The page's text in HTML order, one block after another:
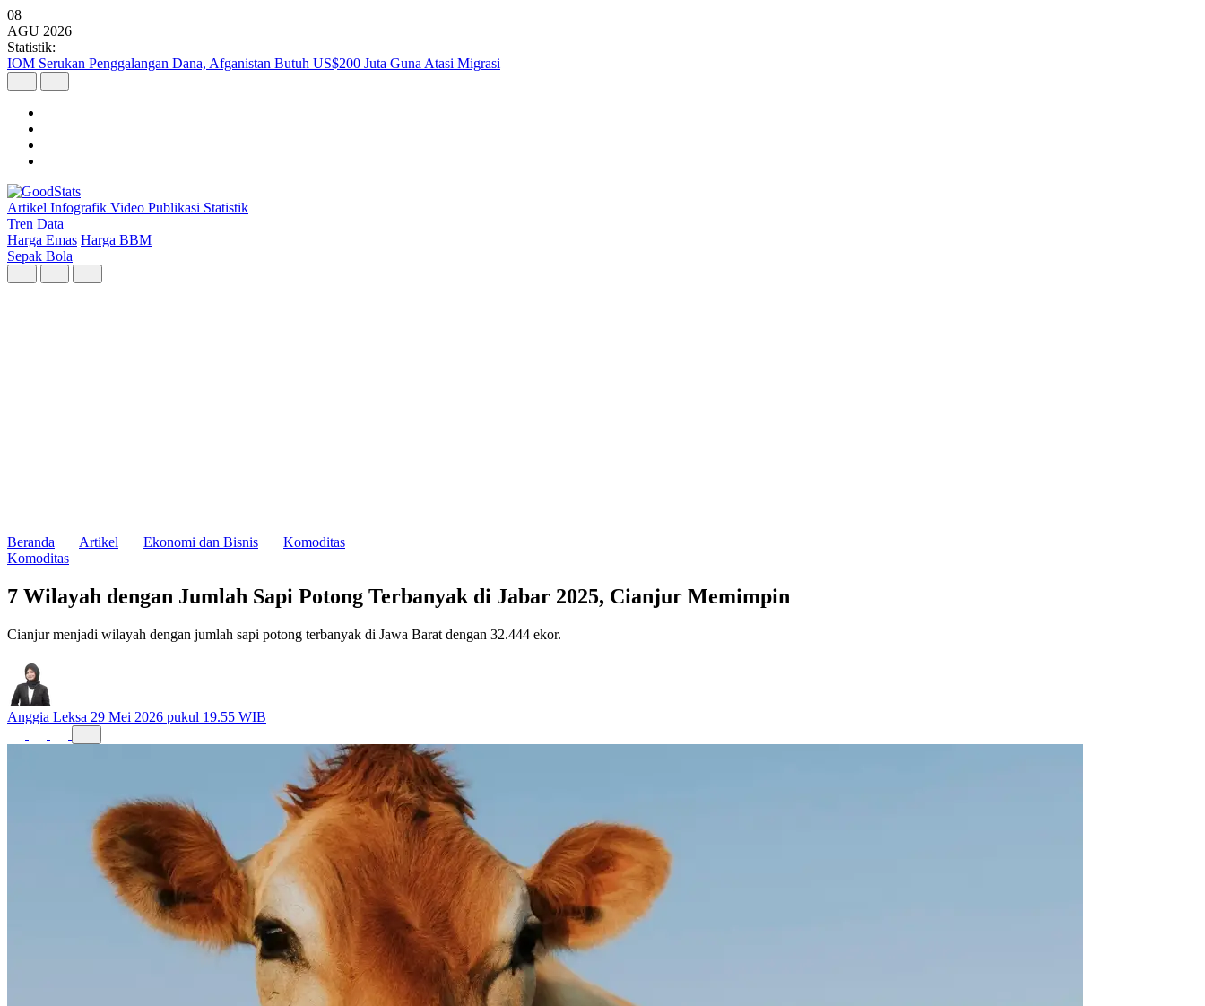
08
AGU 2026
Statistik:
IOM Serukan Penggalangan Dana, Afganistan Butuh US$200 Juta Guna Atasi Migrasi
Artikel Infografik Video Publikasi Statistik
Tren Data
Harga Emas Harga BBM
Sepak Bola
Beranda Artikel Ekonomi dan Bisnis
Komoditas
Komoditas
7 Wilayah dengan Jumlah Sapi Potong Terbanyak di Jabar 2025, Cianjur Memimpin
Cianjur menjadi wilayah dengan jumlah sapi potong terbanyak di Jawa Barat dengan 32.444 ekor.
Anggia Leksa 29 Mei 2026 pukul 19.55 WIB